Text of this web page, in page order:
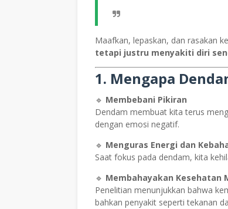
Maafkan, lepaskan, dan rasakan
tetapi justru menyakiti diri
1. Mengapa
🔹 Membebani Pikiran
Dendam membuat kita terus
dengan emosi negatif.
🔹 Menguras Energi dan
Saat fokus pada dendam, kita
🔹 Membahayakan Kesehatan
Penelitian menunjukkan bahwa
bahkan penyakit seperti tekanan